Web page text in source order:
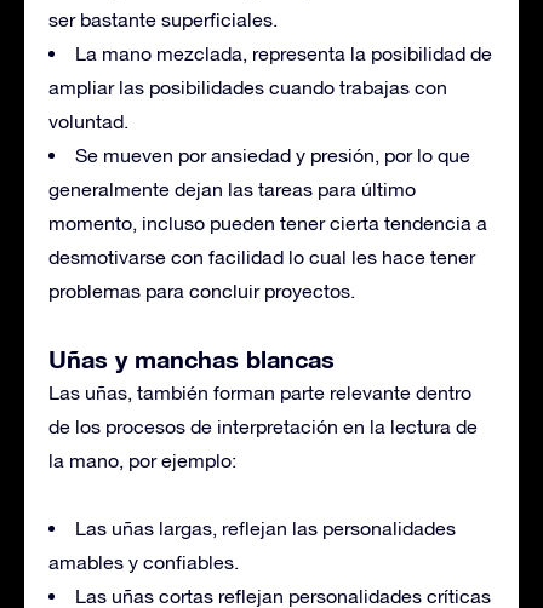
ser bastante superficiales.
La mano mezclada, representa la posibilidad de
ampliar las posibilidades cuando trabajas con
voluntad.
Se mueven por ansiedad y presión, por lo que
generalmente dejan las tareas para último
momento, incluso pueden tener cierta tendencia a
desmotivarse con facilidad lo cual les hace tener
problemas para concluir proyectos.
Uñas y manchas blancas
Las uñas, también forman parte relevante dentro
de los procesos de interpretación en la lectura de
la mano, por ejemplo:
Las uñas largas, reflejan las personalidades
amables y confiables.
Las uñas cortas reflejan personalidades críticas